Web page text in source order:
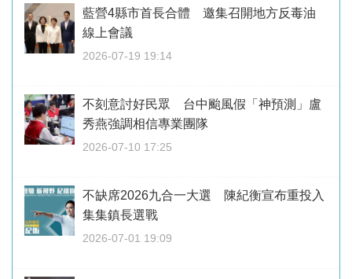
藍營4縣市首長合體 邀集召開地方反毒油
線上會議
2026-07-19 19:14
不刻意討好民眾 台中颱風假「神預測」盧
秀燕強調相信專業團隊
2026-07-10 17:25
不缺席2026九合一大選 陳紀衡宣布重投入
集集鎮長選戰
2026-07-01 19:09